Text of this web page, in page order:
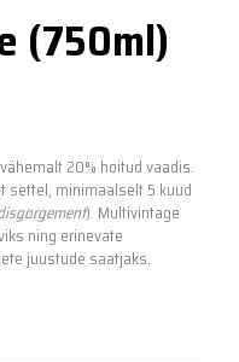
(750ml)
20% hoitud vaadis.
settel, minimaalselt 5 kuud
). Multivintage
ning erinevate
juustude saatjaks.